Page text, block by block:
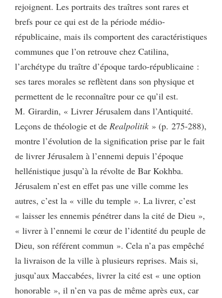
rejoignent. Les portraits des traîtres sont rares et
brefs pour ce qui est de la période médio-
républicaine, mais ils comportent des caractéristiques
communes que l’on retrouve chez Catilina,
l’archétype du traître d’époque tardo-républicaine :
ses tares morales se reflètent dans son physique et
permettent de le reconnaître pour ce qu’il est.
M. Girardin, « Livrer Jérusalem dans l’Antiquité.
Leçons de théologie et de Realpolitik » (p. 275-288),
montre l’évolution de la signification prise par le fait
de livrer Jérusalem à l’ennemi depuis l’époque
hellénistique jusqu’à la révolte de Bar Kokhba.
Jérusalem n’est en effet pas une ville comme les
autres, c’est la « ville du temple ». La livrer, c’est
« laisser les ennemis pénétrer dans la cité de Dieu »,
« livrer à l’ennemi le cœur de l’identité du peuple de
Dieu, son référent commun ». Cela n’a pas empêché
la livraison de la ville à plusieurs reprises. Mais si,
jusqu’aux Maccabées, livrer la cité est « une option
honorable », il n’en va pas de même après eux, car